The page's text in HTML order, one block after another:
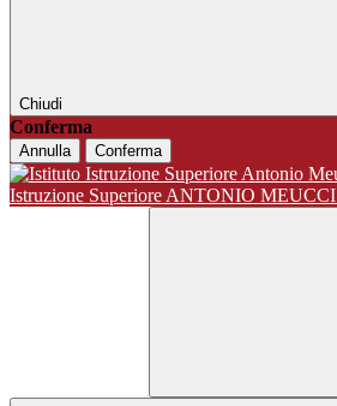
Chiudi
Conferma
Annulla Conferma
Istruzione Superiore ANTONIO MEUCCI